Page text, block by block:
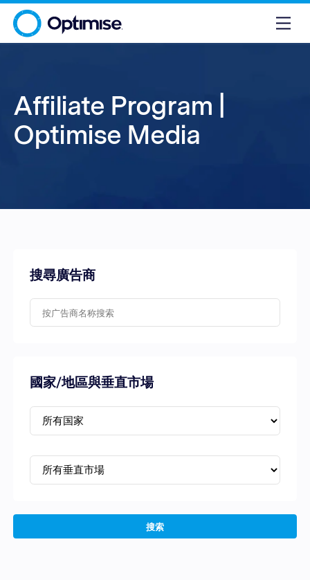
Affiliate Program |
Optimise Media
搜尋廣告商
國家/地區與垂直市場
搜索